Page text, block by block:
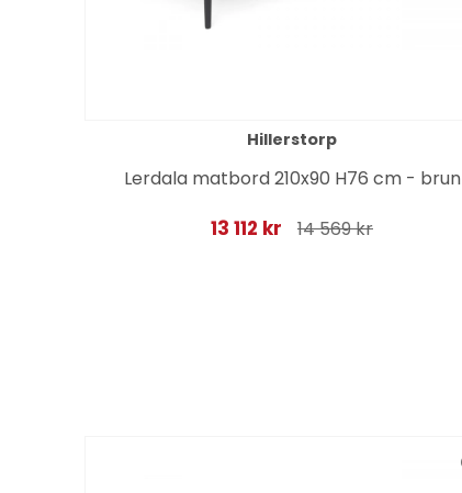
Hillerstorp
Lerdala matbord 210x90 H76 cm - brun
13 112 kr 14 569 kr